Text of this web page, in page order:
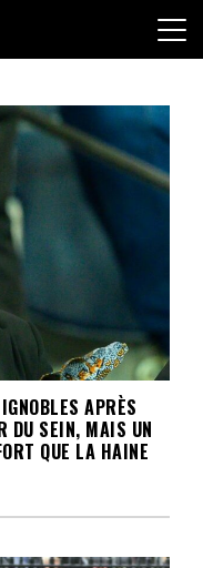
APRÈS
DU SEIN, MAIS UN
QUE LA HAINE